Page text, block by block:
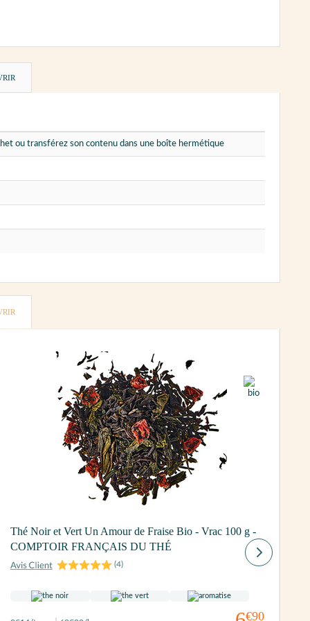
ou transférez son contenu dans une boîte hermétique
Thé Noir et Vert Un Amour de Fraise Bio - Vrac 100 g -
COMPTOIR FRANÇAIS DU THÉ
(4)
€90